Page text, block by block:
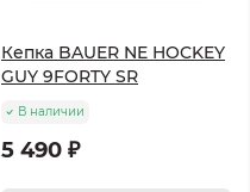
Кепка BAUER NE HOCKEY
GUY 9FORTY SR
В наличии
5 490 ₽